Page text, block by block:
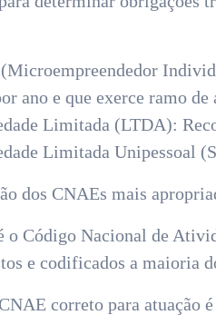
ano e que exerce ramo
Limitada (LTDA):
Limitada Unipessoal
dos CNAEs mais
o Código Nacional de
e codificados a maioria
correto para atuação